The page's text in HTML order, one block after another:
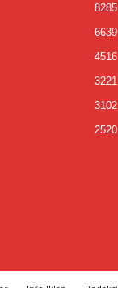
8285
6639
4516
3221
3102
2520